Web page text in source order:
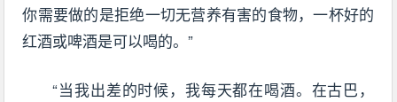
你需要做的是拒绝一切无营养有害的食物，一杯好的
红酒或啤酒是可以喝的。”
“当我出差的时候，我每天都在喝酒。在古巴，